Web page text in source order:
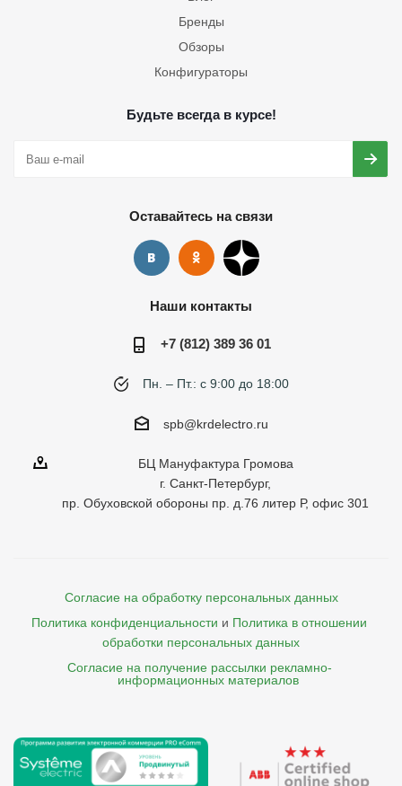
Бренды
Обзоры
Конфигураторы
Будьте всегда в курсе!
Оставайтесь на связи
Наши контакты
+7 (812) 389 36 01
Пн. – Пт.: с 9:00 до 18:00
spb@krdelectro.ru
БЦ Мануфактура Громова
г. Санкт-Петербург,
пр. Обуховской обороны пр. д.76 литер Р, офис 301
Согласие на обработку персональных данных
Политика конфиденциальности и Политика в отношении
обработки персональных данных
Согласие на получение рассылки рекламно-
    информационных материалов